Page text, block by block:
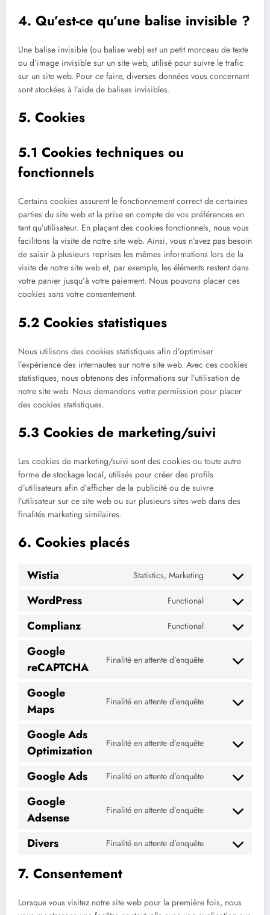
4. Qu’est-ce qu’une balise invisible ?
Une balise invisible (ou balise web) est un petit morceau de texte
ou d’image invisible sur un site web, utilisé pour suivre le trafic
sur un site web. Pour ce faire, diverses données vous concernant
sont stockées à l’aide de balises invisibles.
5. Cookies
5.1 Cookies techniques ou
fonctionnels
Certains cookies assurent le fonctionnement correct de certaines
parties du site web et la prise en compte de vos préférences en
tant qu’utilisateur. En plaçant des cookies fonctionnels, nous vous
facilitons la visite de notre site web. Ainsi, vous n’avez pas besoin
de saisir à plusieurs reprises les mêmes informations lors de la
visite de notre site web et, par exemple, les éléments restent dans
votre panier jusqu’à votre paiement. Nous pouvons placer ces
cookies sans votre consentement.
5.2 Cookies statistiques
Nous utilisons des cookies statistiques afin d’optimiser
l’expérience des internautes sur notre site web. Avec ces cookies
statistiques, nous obtenons des informations sur l’utilisation de
notre site web. Nous demandons votre permission pour placer
des cookies statistiques.
5.3 Cookies de marketing/suivi
Les cookies de marketing/suivi sont des cookies ou toute autre
forme de stockage local, utilisés pour créer des profils
d’utilisateurs afin d’afficher de la publicité ou de suivre
l’utilisateur sur ce site web ou sur plusieurs sites web dans des
finalités marketing similaires.
6. Cookies placés
Wistia Statistics, Marketing
Consent
service
WordPress Functional
Consent
service
Complianz Functional
Consent
complianz
Google
reCAPTCHA
Finalité en attente d’enquête
Consent
google-
recaptcha
Google
Maps
Finalité en attente d’enquête
Consent
google-
Google Ads
Optimization
Finalité en attente d’enquête
Consent
google-
Google Ads Finalité en attente d’enquête
Consent
google-
Google
Adsense
Finalité en attente d’enquête
Consent
google-
Divers Finalité en attente d’enquête
Consent
7. Consentement
Lorsque vous visitez notre site web pour la première fois, nous